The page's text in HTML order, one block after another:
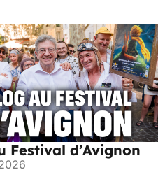
Festival d’Avignon